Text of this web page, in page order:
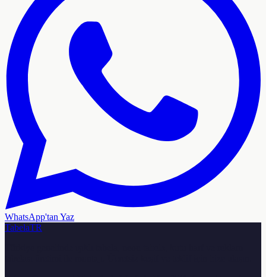
WhatsApp'tan Yaz
TabelaTR